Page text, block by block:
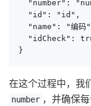
"number":
  "id": "id",
"name": "编码
"idCheck":
}
在这个过程中，我
number ，并确保